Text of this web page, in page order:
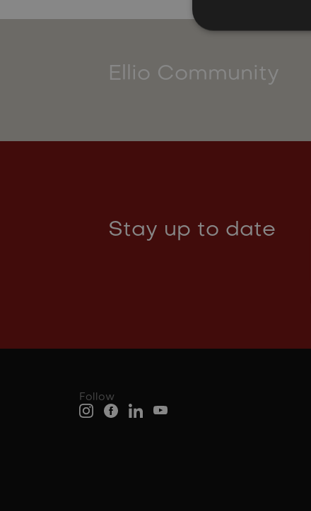
Ellio Community
Stay up to date
Follow